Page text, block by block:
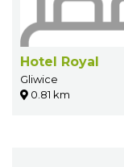
Hotel Royal
Gliwice
0.81 km